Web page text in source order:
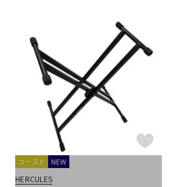
ユーズド NEW
HERCULES